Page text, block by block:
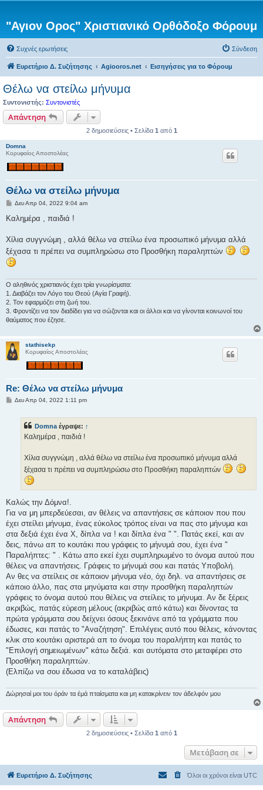
"Αγιον Ορος" Χριστιανικό Ορθόδοξο Φόρουμ
Συχνές ερωτήσεις Σύνδεση
Ευρετήριο Δ. Συζήτησης Agiooros.net Εισηγήσεις για το Φόρουμ
Θέλω να στείλω μήνυμα
Συντονιστής: Συντονιστές
Απάντηση
2 δημοσιεύσεις • Σελίδα 1 από 1
Domna
Κορυφαίος Αποστολέας
Θέλω να στείλω μήνυμα
Δ
μ
ί
υ
σ
η
Δευ Απρ 04, 2022 9:04 am
Καλημέρα , παιδιά !
Χίλια συγγνώμη , αλλά θέλω να στείλω ένα προσωπικό μήνυμα αλλά
ξέχασα τι πρέπει να συμπληρώσω στο Προσθήκη παραληπτών
Ο αληθινός χριστιανός έχει τρία γνωρίσματα:
1. Διαβάζει τον Λόγο του Θεού (Αγία Γραφή).
2. Τον εφαρμόζει στη ζωή του.
3. Φροντίζει να τον διαδίδει για να σώζονται και οι άλλοι και να γίνονται κοινωνοί του
θαύματος που έζησε.
stathisekp
Κορυφαίος Αποστολέας
Re: Θέλω να στείλω μήνυμα
Δ
Δευ Απρ 04, 2022 1:11 pm
Domna έγραψε: ↑
Καλημέρα , παιδιά !
Χίλια συγγνώμη , αλλά θέλω να στείλω ένα προσωπικό μήνυμα αλλά
ξέχασα τι πρέπει να συμπληρώσω στο Προσθήκη παραληπτών
Καλώς την Δόμνα!.
Για να μη μπερδεύεσαι, αν θέλεις να απαντήσεις σε κάποιον που που
έχει στείλει μήνυμα, ένας εύκολος τρόπος είναι να πας στο μήνυμα και
στα δεξιά έχει ένα Χ, δίπλα να ! και δίπλα ένα " ". Πατάς εκεί, και αν
δεις, πάνω απ το κουτάκι που γράφεις το μήνυμά σου, έχει ένα "
Παραλήπτες: " . Κάτω απο εκεί έχει συμπληρωμένο το όνομα αυτού που
θέλεις να απαντήσεις. Γράφεις το μήνυμά σου και πατάς Υποβολή.
Αν θες να στείλεις σε κάποιον μήνυμα νέο, όχι δηλ. να απαντήσεις σε
κάποιο άλλο, πας στα μηνύματα και στην προσθήκη παραληπτών
γράφεις το όνομα αυτού που θέλεις να στείλεις το μήνυμα. Αν δε ξέρεις
ακριβώς, πατάς εύρεση μέλους (ακριβώς από κάτω) και δίνοντας τα
πρώτα γράμματα σου δείχνει όσους ξεκινάνε από τα γράμματα που
έδωσες, και πατάς το "Aναζήτηση". Επιλέγεις αυτό που θέλεις, κάνοντας
κλικ στο κουτάκι αριστερά απ το όνομα του παραλήπτη και πατάς το
"Επιλογή σημειωμένων" κάτω δεξιά. και αυτόματα στο μεταφέρει στο
Προσθήκη παραληπτών.
(Ελπίζω να σου έδωσα να το καταλάβεις)
Δώρησαί μοι του όράν τα έμά πταίσματα και μη κατακρίνειν τον άδελφόν μου
Απάντηση
2 δημοσιεύσεις • Σελίδα 1 από 1
Μετάβαση σε
Ευρετήριο Δ. Συζήτησης Όλοι οι χρόνοι είναι UTC